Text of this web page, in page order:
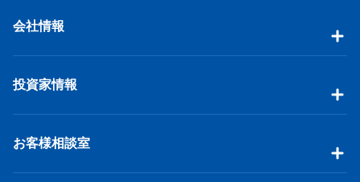
会社情報
投資家情報
お客様相談室